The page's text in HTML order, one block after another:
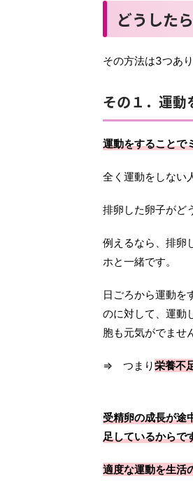
どうした
その方法は3つあり
その１．運動
運動をすることで
全く運動をしない
排卵した卵子が
例えるなら、排卵
ホと一緒です。
日ごろから運動を
のに対して、運動
胞も元気がでませ
⇒ つまり栄養不
受精卵の成長が途
足しているからで
適度な運動を生活